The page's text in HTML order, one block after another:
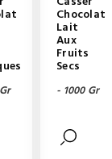
Chocolat
Lait
Aux
Fruits
Secs
- 1000 Gr